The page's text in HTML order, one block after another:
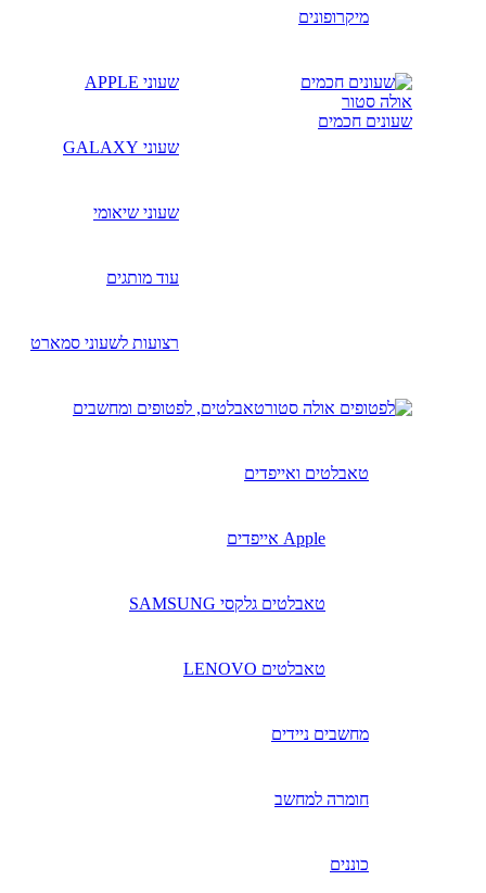
מיקרופונים
שעונים חכמים
שעוני APPLE
שעוני GALAXY
שעוני שיאומי
עוד מותגים
רצועות לשעוני סמארט
טאבלטים, לפטופים ומחשבים
טאבלטים ואייפדים
Apple אייפדים
טאבלטים גלקסי SAMSUNG
טאבלטים LENOVO
מחשבים ניידים
חומרה למחשב
כוננים